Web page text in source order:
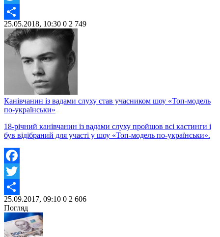
Twitter
Share
25.05.2018, 10:30 0 2 749
Канівчанин із вадами слуху став учасником шоу «Топ-модель
по-українськи»
18-річний канівчанин із вадами слуху пройшов всі кастинги і
був відібраний для участі у шоу «Топ-модель по-українськи».
Facebook
Twitter
Share
25.09.2017, 09:10 0 2 606
Погляд